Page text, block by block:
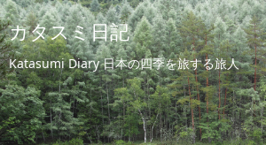
カタスミ日記
Katasumi Diary 日本の四季を旅する旅人